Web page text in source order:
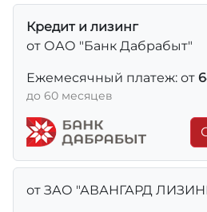
Кредит и лизинг
от ОАО "Банк Дабрабыт"
Ежемесячный платеж: от
до 60 месяцев
от ЗАО "АВАНГАРД